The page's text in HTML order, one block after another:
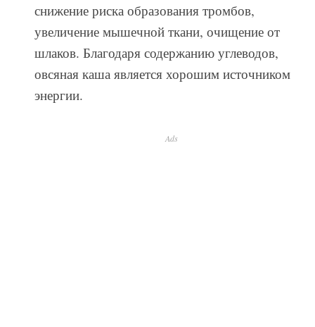
снижение риска образования тромбов,
увеличение мышечной ткани, очищение от
шлаков. Благодаря содержанию углеводов,
овсяная каша является хорошим источником
энергии.
Ads